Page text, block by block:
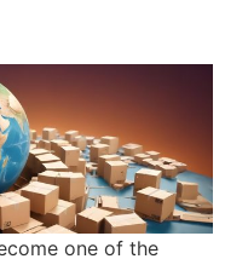
one of the